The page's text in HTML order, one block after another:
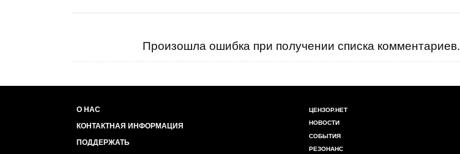
Произошла ошибка при получении списка комментариев.
О НАС
КОНТАКТНАЯ ИНФОРМАЦИЯ
ПОДДЕРЖАТЬ
ЦЕНЗОР.НЕТ
НОВОСТИ
СОБЫТИЯ
РЕЗОНАНС